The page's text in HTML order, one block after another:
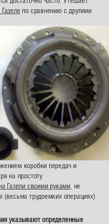
по сравнению с другими
коробки передач и
на простоту
Газели своими руками , не
трудоемких операциях)
указывают определенные